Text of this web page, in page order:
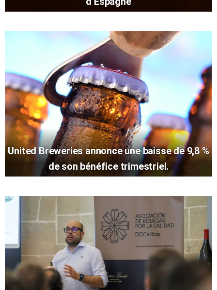
United Breweries annonce une baisse de 9,8 %
de son bénéfice trimestriel.